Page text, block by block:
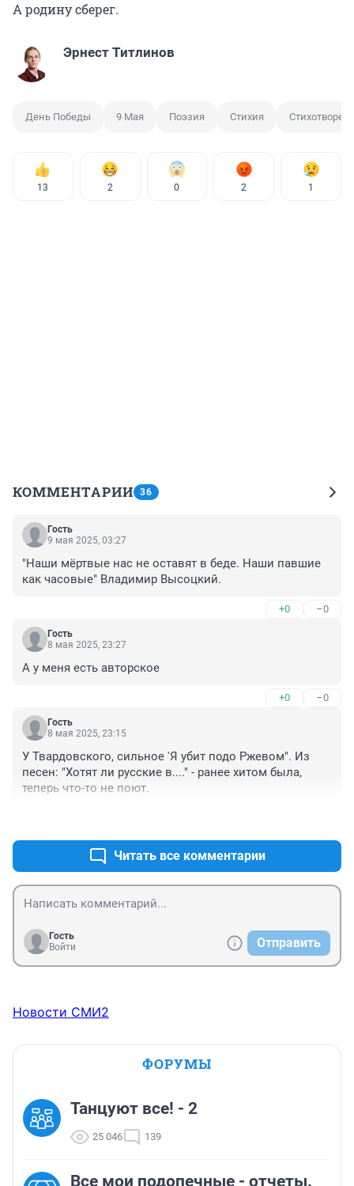
А родину сберег.
Эрнест Титлинов
День Победы 9 Мая Поэзия Стихия
13 2 0 2 1
КОММЕНТАРИИ 36
Гость
9 мая 2025, 03:27
"Наши мёртвые нас не оставят в беде. Наши павшие
как часовые" Владимир Высоцкий.
+0 –0
Гость
8 мая 2025, 23:27
А у меня есть авторское
+0 –0
Гость
8 мая 2025, 23:15
У Твардовского, сильное 'Я убит подо Ржевом". Из
песен: "Хотят ли русские в...." - ранее хитом была,
теперь что-то не поют.
Читать все комментарии
Гость
Войти
Отправить
Новости СМИ2
ФОРУМЫ
Танцуют все! - 2
25 046 139
Все мои подопечные - отчеты.